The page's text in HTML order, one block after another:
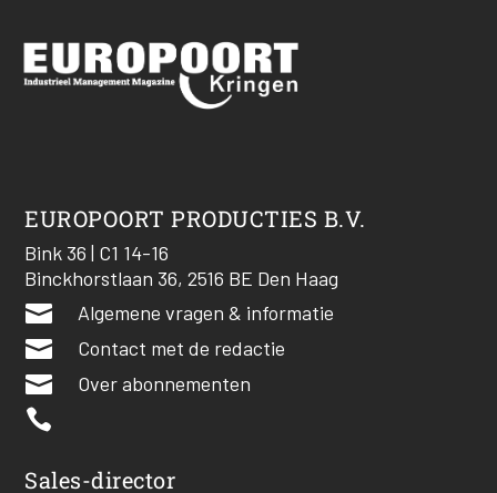
EUROPOORT PRODUCTIES B.V.
Bink 36 | C1 14-16
Binckhorstlaan 36, 2516 BE Den Haag
 Algemene vragen & informatie
 Contact met de redactie
 Over abonnementen

Sales-director